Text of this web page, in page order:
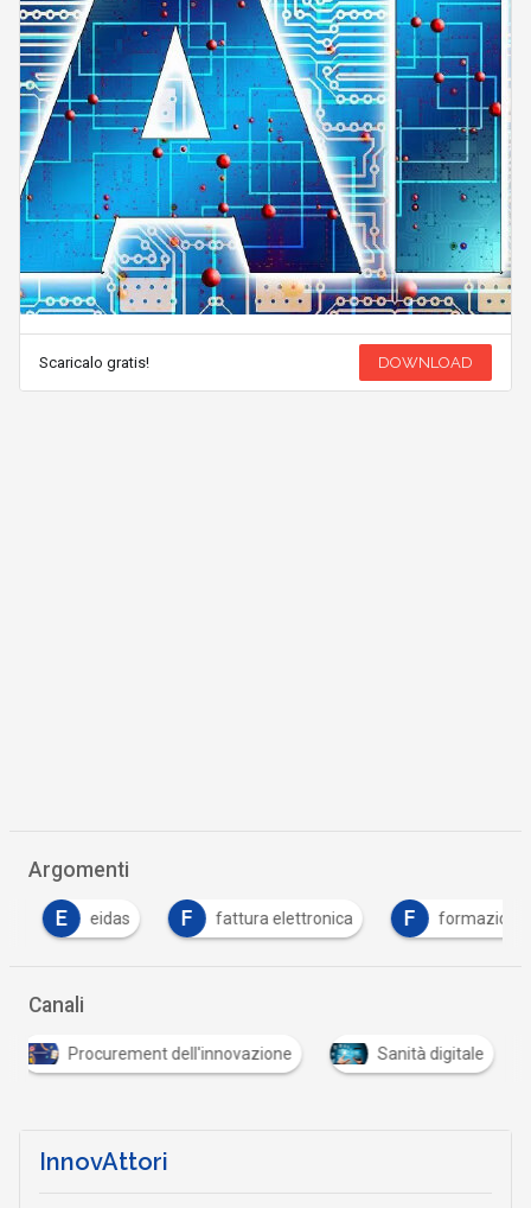
Scaricalo gratis! DOWNLOAD
Argomenti
E eidas F fattura elettronica F formazione
Canali
Procurement dell'innovazione Sanità digitale
InnovAttori